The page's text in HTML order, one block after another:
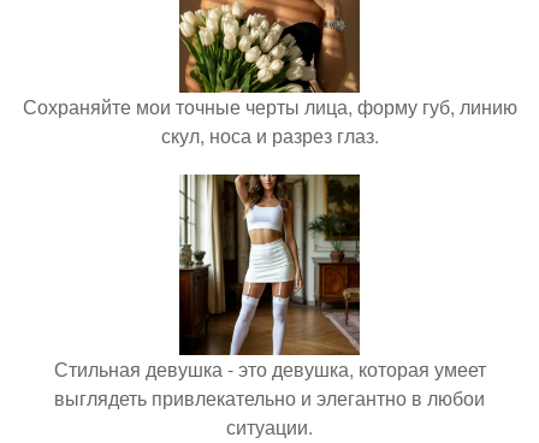
Сохраняйте мои точные черты лица, форму губ, линию
скул, носа и разрез глаз.
Стильная девушка - это девушка, которая умеет
выглядеть привлекательно и элегантно в любои
ситуации.